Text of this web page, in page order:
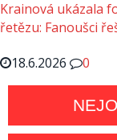
Krainová ukázala
řetězu: Fanoušci
18.6.2026
0